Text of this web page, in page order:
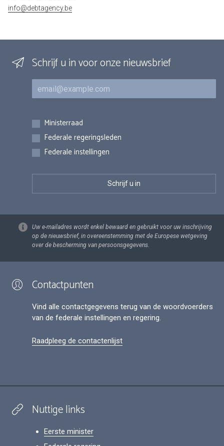
info@debtagency.be
Schrijf u in voor onze nieuwsbrief
E-mail
Inschrijvingen
Ministerraad
Federale regeringsleden
Federale instellingen
Uw e-mailadres wordt enkel bewaard en gebruikt voor uw inschrijving
op de nieuwsbrief, in overeenstemming met de Europese wetgeving
over de bescherming van persoonsgegevens.
Contactpunten
Vind alle contactgegevens terug van de woordvoerders
van de federale instellingen en regering.
Raadpleeg de contactenlijst
Nuttige links
Eerste minister